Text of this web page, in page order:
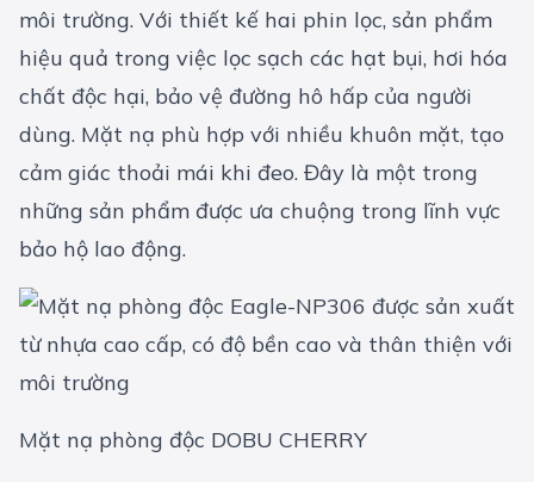
môi trường. Với thiết kế hai phin lọc, sản phẩm
hiệu quả trong việc lọc sạch các hạt bụi, hơi hóa
chất độc hại, bảo vệ đường hô hấp của người
dùng. Mặt nạ phù hợp với nhiều khuôn mặt, tạo
cảm giác thoải mái khi đeo. Đây là một trong
những sản phẩm được ưa chuộng trong lĩnh vực
bảo hộ lao động.
Mặt nạ phòng độc DOBU CHERRY